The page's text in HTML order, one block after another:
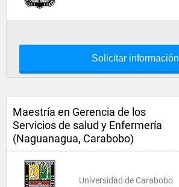
Solicitar información
Maestría en Gerencia de los
Servicios de salud y Enfermería
(Naguanagua, Carabobo)
Universidad de Carabobo